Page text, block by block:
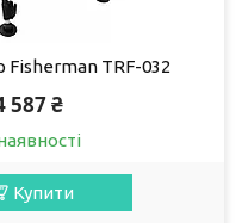
Fisherman TRF-032
587 ₴
Купити